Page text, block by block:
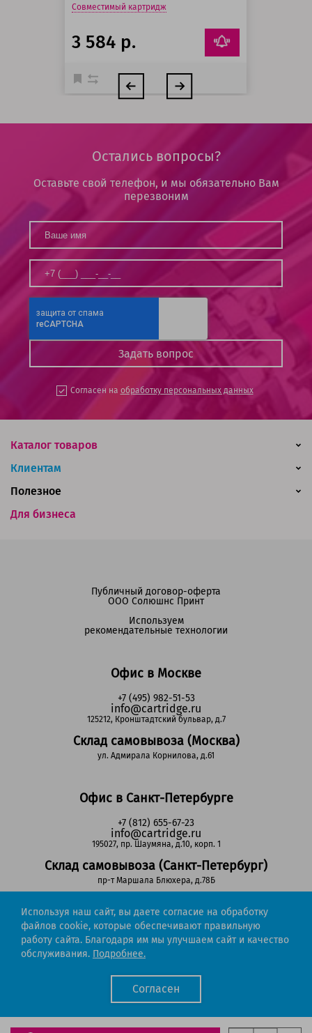
Совместимый картридж
3 584 р.
Остались вопросы?
Оставьте свой телефон, и мы обязательно Вам
перезвоним
Согласен на обработку персональных данных
Каталог товаров
Клиентам
Для бизнеса
Полезное
Офис в Москве
+7 (495) 982-51-53
info@cartridge.ru
125212, Кронштадтский бульвар, д.7
Склад самовывоза (Москва)
ул. Адмирала Корнилова, д.61
Офис в Санкт-Петербурге
+7 (812) 655-67-23
info@cartridge.ru
195027, пр. Шаумяна, д.10, корп. 1
Склад самовывоза (Санкт-Петербург)
пр-т Маршала Блюхера, д.78Б
Регионы РФ
8-800-302-51-53
(звонок бесплатный)
Публичный договор-оферта
ООО Солюшнс Принт
Используем
рекомендательные технологии
Cartridge.ru 2012-2026. Все права защищены
Мы работаем с порталом поставщиков
Используя наш сайт, вы даете согласие на обработку
файлов cookie, которые обеспечивают правильную
работу сайта. Благодаря им мы улучшаем сайт и качество
обслуживания. Подробнее.
Согласен